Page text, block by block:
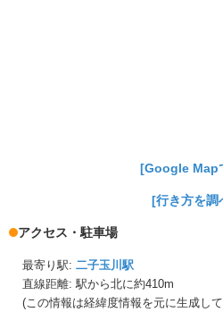
[Google Map
[行き方を調
アクセス・駐車場
最寄り駅: 二子玉川駅
直線距離: 駅から北に約410m
(この情報は経緯度情報を元に生成し